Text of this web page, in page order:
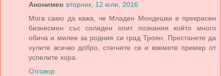
Анонимен вторник, 12 юли, 2016
Мога само да кажа, че Младен Мондешки е прекрасен
бизнесмен със солиден опит познания който много
обича и милее за родния си град Троян. Престанете да
хулите всичко добро, стегнете се и вземете пример от
успелите хора.
Отговор